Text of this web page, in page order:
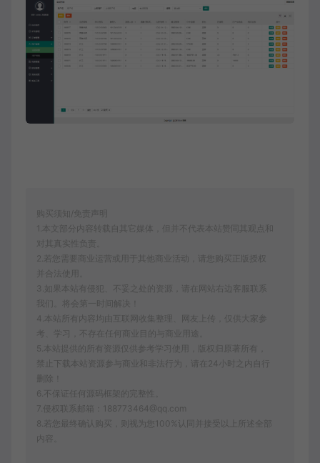
购买须知/免责声明
1.本文部分内容转载自其它媒体，但并不代表本站赞同其观点和
对其真实性负责。
2.若您需要商业运营或用于其他商业活动，请您购买正版授权
并合法使用。
3.如果本站有侵犯、不妥之处的资源，请在网站右边客服联系
我们。将会第一时间解决！
4.本站所有内容均由互联网收集整理、网友上传，仅供大家参
考、学习，不存在任何商业目的与商业用途。
5.本站提供的所有资源仅供参考学习使用，版权归原著所有，
禁止下载本站资源参与商业和非法行为，请在24小时之内自行
删除！
6.不保证任何源码框架的完整性。
7.侵权联系邮箱：188773464@qq.com
8.若您最终确认购买，则视为您100%认同并接受以上所述全部
内容。